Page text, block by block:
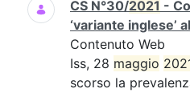
CS N°30/2021 -
‘variante inglese’
Contenuto Web
Iss, 28 maggio
scorso la